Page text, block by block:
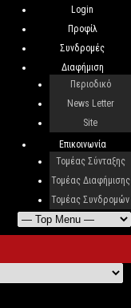
Login
Προφίλ
Συνδρομές
Διαφήμιση
Περιοδικό
News Letter
Site
Επικοινωνία
Τομέας Σύνταξης
Τομέας Διαφήμισης
Τομέας Συνδρομών